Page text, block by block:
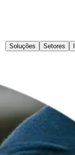
Soluções Setores